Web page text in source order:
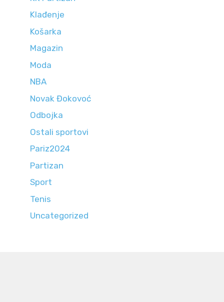
Klađenje
Košarka
Magazin
Moda
NBA
Novak Đokovoć
Odbojka
Ostali sportovi
Pariz2024
Partizan
Sport
Tenis
Uncategorized